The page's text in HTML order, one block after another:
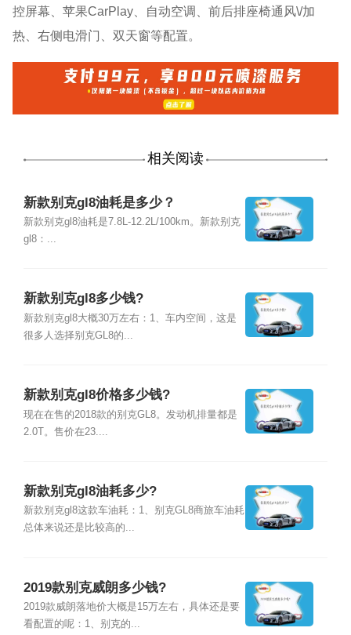
控屏幕、苹果CarPlay、自动空调、前后排座椅通风\/加
热、右侧电滑门、双天窗等配置。
相关阅读
新款别克gl8油耗是多少？
新款别克gl8油耗是7.8L-12.2L/100km。新款别克
gl8：...
新款别克gl8多少钱?
新款别克gl8大概30万左右：1、车内空间，这是
很多人选择别克GL8的...
新款别克gl8价格多少钱?
现在在售的2018款的别克GL8。发动机排量都是
2.0T。售价在23....
新款别克gl8油耗多少?
新款别克gl8这款车油耗：1、别克GL8商旅车油耗
总体来说还是比较高的...
2019款别克威朗多少钱?
2019款威朗落地价大概是15万左右，具体还是要
看配置的呢：1、别克的...